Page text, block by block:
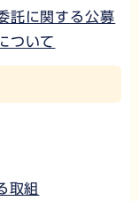
託に関する公募
ついて
取組